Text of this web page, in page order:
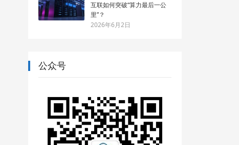
互联如何突破“算力最后一公
里”？
2026年6月2日
公众号